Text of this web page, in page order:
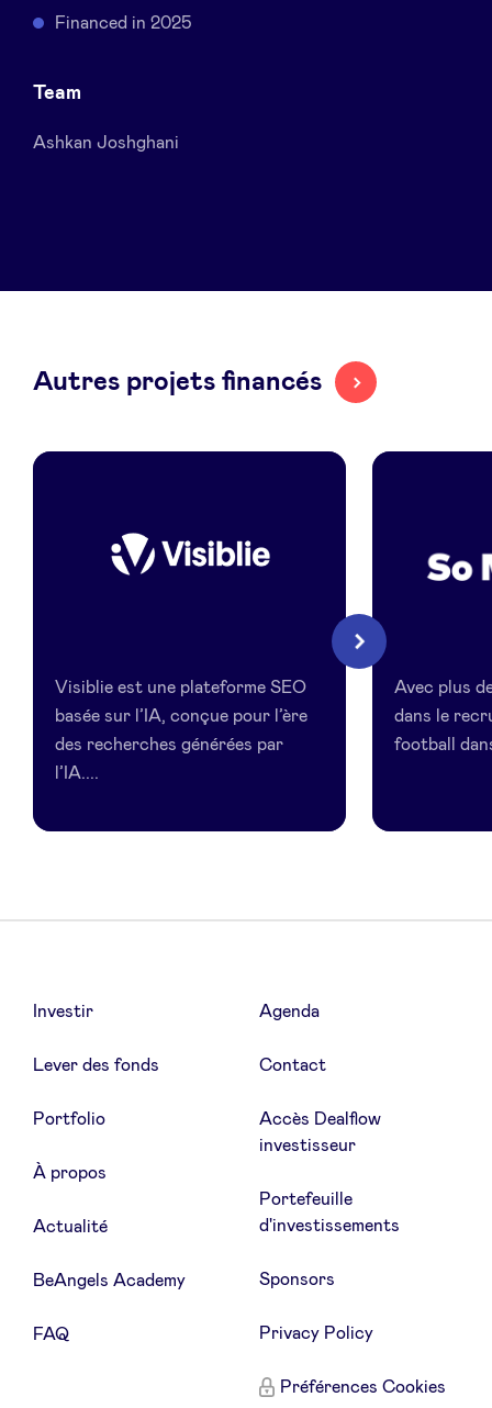
Privacy Policy
BeAngels x PMV
My Portofolio
Health Expert Circle
Financed in 2025
Team
Ashkan Joshghani
Autres projets financés
Visiblie est une plateforme SEO
basée sur l’IA, conçue pour l’ère
des recherches générées par
l’IA....
Avec plus
dans le
football
Suivant
Investir
Lever des fonds
Portfolio
À propos
Actualité
BeAngels Academy
FAQ
Agenda
Contact
Accès Dealflow
investisseur
Portefeuille
d'investissements
Sponsors
Privacy Policy
Préférences Cookies